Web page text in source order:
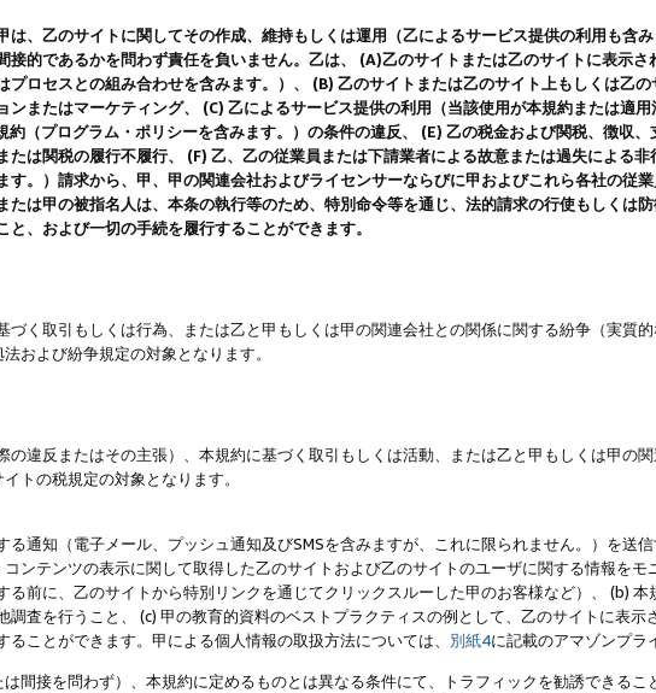
、乙のサイトに関してその作成、維持もしくは運用（乙によるサービス提供の利用も含
的であるかを問わず責任を負いません。乙は、 (A)乙のサイトまたは乙のサイトに表示さ
ロセスとの組み合わせを含みます。）、 (B) 乙のサイトまたは乙のサイト上もしくは乙
またはマーケティング、 (C) 乙によるサービス提供の利用（当該使用が本規約または適
（プログラム・ポリシーを含みます。）の条件の違反、 (E) 乙の税金および関税、徴収
は関税の履行不履行、 (F) 乙、乙の従業員または下請業者による故意または過失による
。）請求から、甲、甲の関連会社およびライセンサーならびに甲およびこれら各社の従
は甲の被指名人は、本条の執行等のため、特別命令等を通じ、法的請求の行使もしくは
、および一切の手続を履行することができます。
く取引もしくは行為、または乙と甲もしくは甲の関連会社との関係に関する紛争（実質
および紛争規定の対象となります。
違反またはその主張）、本規約に基づく取引もしくは活動、または乙と甲もしくは甲の
トの税規定の対象となります。
通知（電子メール、プッシュ通知及びSMSを含みますが、これに限られません。）を送
ンテンツの表示に関して取得した乙のサイトおよび乙のサイトのユーザに関する情報を
前に、乙のサイトから特別リンクを通じてクリックスルーした甲のお客様など）、 (b)
査を行うこと、 (c) 甲の教育的資料のベストプラクティスの例として、乙のサイトに表示
ことができます。甲による個人情報の取扱方法については、 別紙4に記載のアマゾンプラ
間接を問わず）、本規約に定めるものとは異なる条件にて、トラフィックを勧誘できるこ